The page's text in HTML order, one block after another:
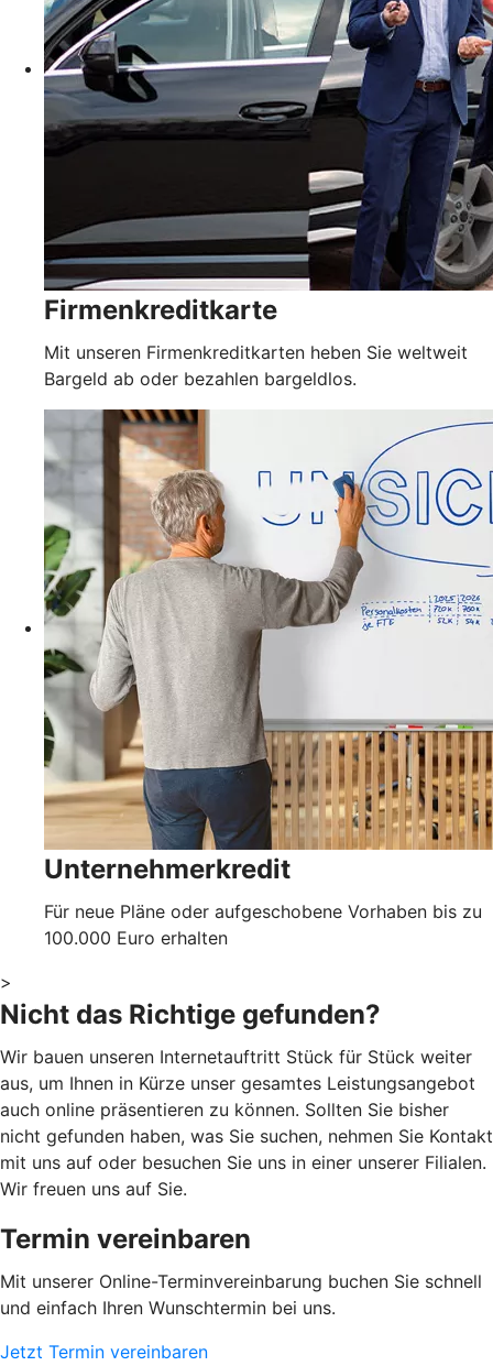
Firmenkreditkarte
Mit unseren Firmenkreditkarten heben Sie weltweit
Bargeld ab oder bezahlen bargeldlos.
Unternehmerkredit
Für neue Pläne oder aufgeschobene Vorhaben bis zu
100.000 Euro erhalten
>
Nicht das Richtige gefunden?
Wir bauen unseren Internetauftritt Stück für Stück weiter
aus, um Ihnen in Kürze unser gesamtes Leistungsangebot
auch online präsentieren zu können. Sollten Sie bisher
nicht gefunden haben, was Sie suchen, nehmen Sie Kontakt
mit uns auf oder besuchen Sie uns in einer unserer Filialen.
Wir freuen uns auf Sie.
Termin vereinbaren
Mit unserer Online-Terminvereinbarung buchen Sie schnell
und einfach Ihren Wunschtermin bei uns.
Jetzt Termin vereinbaren